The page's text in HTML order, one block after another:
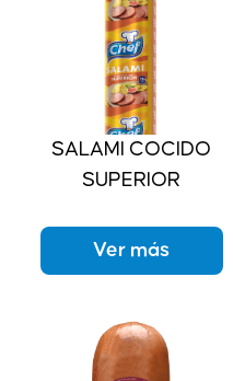
SALAMI COCIDO
SUPERIOR
Ver más